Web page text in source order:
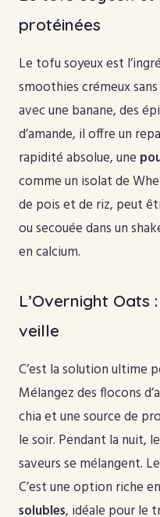
protéinées
Le tofu soyeux est
smoothies crémeux
avec une banane, des
d’amande, il offre un
rapidité absolue, une
comme un isolat de
de pois et de riz, peut
ou secouée dans un
en calcium.
L’Overnight
veille
C’est la solution ultime
Mélangez des flocons
chia et une source de
le soir. Pendant la nuit,
saveurs se mélangent.
C’est une option riche
solubles, idéale pour le